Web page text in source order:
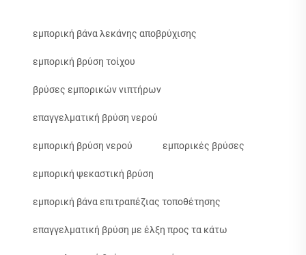
εμπορική βάνα λεκάνης αποβρύχισης
εμπορική βρύση τοίχου
βρύσες εμπορικών νιπτήρων
επαγγελματική βρύση νερού
εμπορική βρύση νερού εμπορικές βρύσες
εμπορική ψεκαστική βρύση
εμπορική βάνα επιτραπέζιας τοποθέτησης
επαγγελματική βρύση με έλξη προς τα κάτω